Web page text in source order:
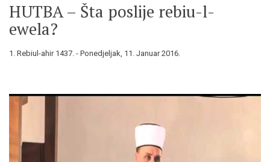
HUTBA – Šta poslije rebiu-l-
ewela?
1. Rebiul-ahir 1437. - Ponedjeljak, 11. Januar 2016.